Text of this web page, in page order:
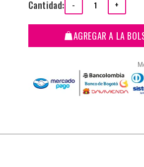
Cantidad: - +
AGREGAR A LA